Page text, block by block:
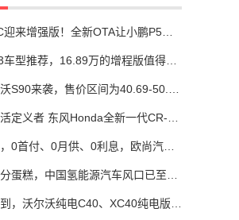
强版！全新OTA让小鹏P5智能辅助驾驶又上新高度...
型推荐，16.89万的增程版值得推荐！...
来袭，售价区间为40.69-50.59万元！...
义者 东风Honda全新一代CR-V上市...
付、0月供、0利息，欧尚汽车买到就是赚到...
蛋糕，中国氢能源汽车风口已至？...
尔沃纯电C40、XC40纯电版限时福利进行中...